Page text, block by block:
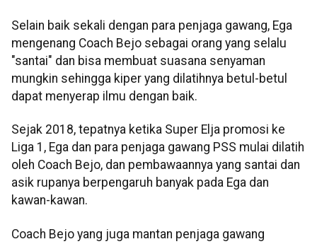
Selain baik sekali dengan para penjaga gawang, Ega
mengenang Coach Bejo sebagai orang yang selalu
"santai" dan bisa membuat suasana senyaman
mungkin sehingga kiper yang dilatihnya betul-betul
dapat menyerap ilmu dengan baik.
Sejak 2018, tepatnya ketika Super Elja promosi ke
Liga 1, Ega dan para penjaga gawang PSS mulai dilatih
oleh Coach Bejo, dan pembawaannya yang santai dan
asik rupanya berpengaruh banyak pada Ega dan
kawan-kawan.
Coach Bejo yang juga mantan penjaga gawang